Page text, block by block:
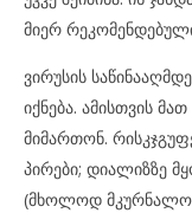
მიერ
ვირუსის
იქნება. ამისთვის
მიმართონ.
პირები; დიალიზზე
(მხოლოდ